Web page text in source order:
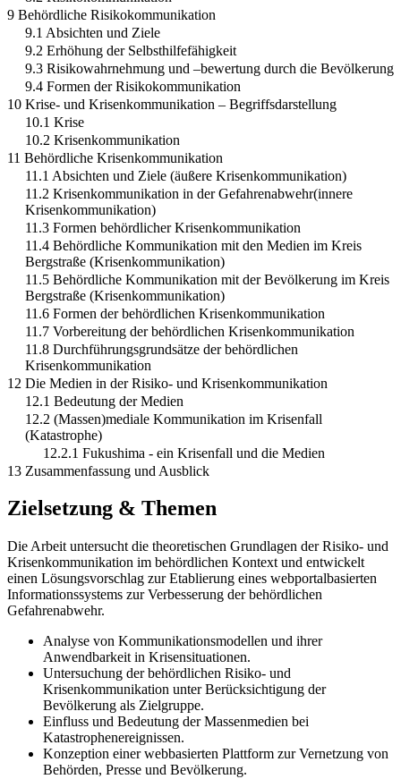
9 Behördliche Risikokommunikation
9.1 Absichten und Ziele
9.2 Erhöhung der Selbsthilfefähigkeit
9.3 Risikowahrnehmung und –bewertung durch die Bevölkerung
9.4 Formen der Risikokommunikation
10 Krise- und Krisenkommunikation – Begriffsdarstellung
10.1 Krise
10.2 Krisenkommunikation
11 Behördliche Krisenkommunikation
11.1 Absichten und Ziele (äußere Krisenkommunikation)
11.2 Krisenkommunikation in der Gefahrenabwehr(innere
Krisenkommunikation)
11.3 Formen behördlicher Krisenkommunikation
11.4 Behördliche Kommunikation mit den Medien im Kreis
Bergstraße (Krisenkommunikation)
11.5 Behördliche Kommunikation mit der Bevölkerung im Kreis
Bergstraße (Krisenkommunikation)
11.6 Formen der behördlichen Krisenkommunikation
11.7 Vorbereitung der behördlichen Krisenkommunikation
11.8 Durchführungsgrundsätze der behördlichen
Krisenkommunikation
12 Die Medien in der Risiko- und Krisenkommunikation
12.1 Bedeutung der Medien
12.2 (Massen)mediale Kommunikation im Krisenfall
(Katastrophe)
12.2.1 Fukushima - ein Krisenfall und die Medien
13 Zusammenfassung und Ausblick
Zielsetzung & Themen
Die Arbeit untersucht die theoretischen Grundlagen der Risiko- und
Krisenkommunikation im behördlichen Kontext und entwickelt
einen Lösungsvorschlag zur Etablierung eines webportalbasierten
Informationssystems zur Verbesserung der behördlichen
Gefahrenabwehr.
Analyse von Kommunikationsmodellen und ihrer
Anwendbarkeit in Krisensituationen.
Untersuchung der behördlichen Risiko- und
Krisenkommunikation unter Berücksichtigung der
Bevölkerung als Zielgruppe.
Einfluss und Bedeutung der Massenmedien bei
Katastrophenereignissen.
Konzeption einer webbasierten Plattform zur Vernetzung von
Behörden, Presse und Bevölkerung.